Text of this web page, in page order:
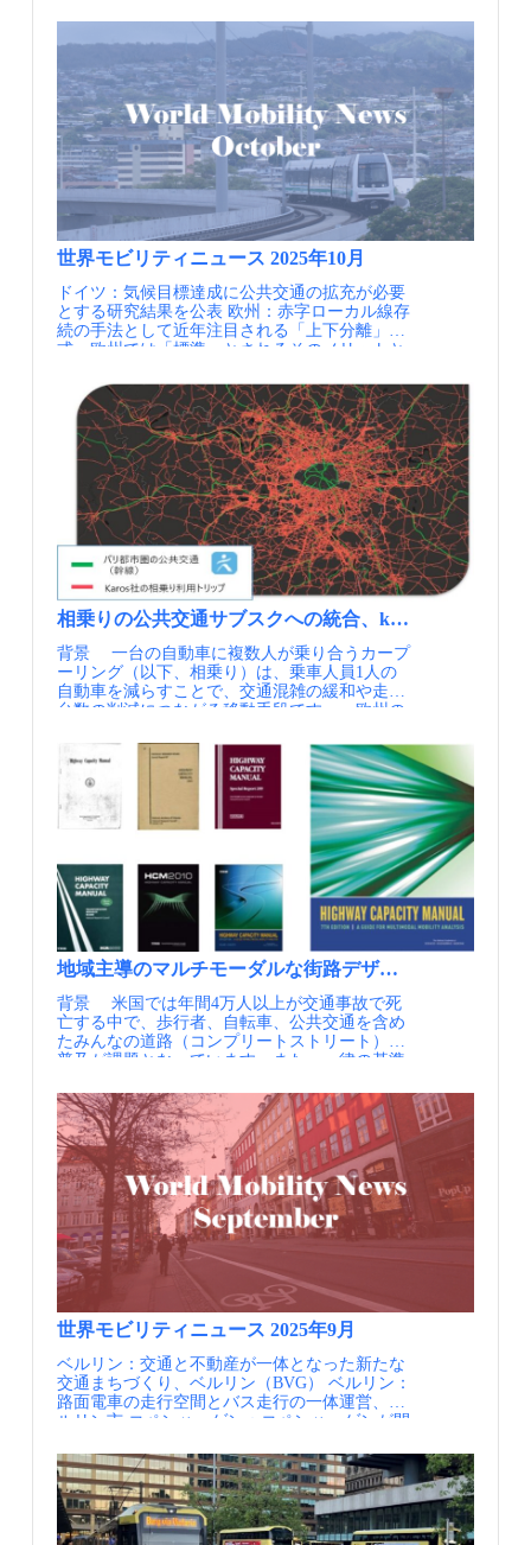
ドイツ「MaaS先進都市」現地リポート 日本と
の違いは、日経新聞電子版 ②Introducing Jelbi A
One-Stop-Shop for Urban Mobility（2023.12,
BVG）
員寮、荷捌きスペース、公園等）により、都市
空間が貴重な市街地において、都市生活に必要
なサービスの提供、景観向上、周辺の地域住民
への質の高い生活提供にもつながっていま
す。 近年生じている運転士不足の解決のため
にも、社員寮や整備工場と一体の施設確保への
ニーズも高く、車両の電動化を契機に、排ガス
を出さないクリーンな車両特性を活かしたまち
づくりにも期待されています。 パリ市内にあ
る25の施設を再編し、2025年までにこれら車庫
を再開発する新たな事業を加速させています。
バスセンターのうち、15のバスセンターがすで
に再開発、再整備されており、７つのバスセン
のセンターにアップデートされています。 車庫
の近代化と再開発拠点（パリ・出典①） 実施内
容 モンルージュバスセンター ジュールダン
大通り、ペール・コランタン通り、トンブ・イ
ターで、2017年に、車庫、整備工場、託児所、
市民ホール等の複合開発が行われました。 バ
ス200台（いずれも電動のEV車対応）を収容可
能なバス車庫、電動バスの保守メンテを行う整
備工場、パリ市の託児所・幼稚園、パリ14区の
市民ホール、市民活動スペースの設備、商業施
設、住居（学生寮、社員寮、一般向けのアパー
ト）を建設しました。これら施設を10.2万㎡の
用地に、1.6億ユーロをかけて整備していま
す。 2021年から、パリ市内のバス車庫を活用
し、日中バスが出払っている空間を新たなに活
用する取り組みが始まっています。 バスセンタ
ーの複合用途化（Centre Bus de Montrouge・出典
の走行が制限されはじめており、市内の物流車
両を小型化、電動化し、カーゴバイクによる配
送が普及しています。コロナ禍をきっかけに消
費形態が変化し、イルドフランス都市圏内の物
サプライチェーンの20%がラストマイルのコス
トとなっており、このコスト削減につながって
います。 モンルージュ、ラグニー等、パリ市
内の4つの車庫で実施しており、年間340万箱、
市全体の３割以上の脱炭素効果につながってい
ると試算されています。ディーゼルトラックの
CO2削減の他、大気汚染、混雑、騒音解消にも
つながっています。 カーゴバイク（バイク＜
自転車＞とカーゴ＜貨物＞を組み合わせた3輪
の車両）とはいっても、積載重量は200kgと軽
トラに匹敵する積載量であり、アマゾンなどの
民間事業者にバス車庫の空間を提供していま
す。 日中の空いた空間を都市内物流の積み替え
拠点（ハブ）として活用（Centre Bus de
Montrouge） ラグニーバスセンター ヴァンセ
ンヌ駅周辺、ピレネー通りに面するラグニーバ
スセンターでは、バス車庫を2階層にして、従
て電動のバス車両に対応した充電施設を備えた
車庫としてリニューアルし、また、上層階は、
オフィス・学校・幼稚園、従業員用の社宅等の
都市施設や、緑地空間を創出した再開発事業に
より生まれた拠点です。これら施設を、50万㎡
の用地に、3.5億ユーロをかけて整備し、施設リ
ース料等で、年間の収益が1700万ユーロといわ
れています。 また、ラグニーバスセンターで
も、2021年2月から、amazon、Miist等の配送業
者が、 日中のバスが空いた空間を活用し、カー
ゴバイクによる集配の積み替え拠点に利用して
います。 8～20時の昼間時間帯、600m2の集配
スペースでは、最大19トンの大型トラックが収
容可能で、20～25台の電動アシスト３輪自転車
で、周辺20分圏域に配送することができるそう
です。 バスセンターの複合用途化（Centre Bus
de Lagny・出典③） 空いたスペースをカーゴバ
イクの積み替え拠点に活用（Centre Bus de
機に排ガスを出さない車両特性を活かし、車庫
と一体での再開発、まちづくりを推進していま
す。 従業員用の社宅や整備工場を併設するこ
とで、働き方改革、運転士不足への対応にも取
り組んでいます。付加価値の高い施設・機能を
世界モビリティニュース 2025年10月
ドイツ：気候目標達成に公共交通の拡充が必要
とする研究結果を公表 欧州：赤字ローカル線存
続の手法として近年注目される「上下分離」方
式、欧州では「標準」とされるそのメリットと
ス”に。ウィーンで広がる住民主体の小さな公園
づくり ニューヨーク：世界一の渋滞都市で高
速・高頻度運行を実現したBRT、SIPモビリティ
知恵袋 アリゾナ州チャンドラー：アリゾナ州、
Waymoの自動運転車を地域交通として導入 ハワ
イ：ホノルル、自動運転システム「スカイライ
ン」の2期区間を開業 フランス：国内の
BRT（BHNS）のデータベースを更新
（CEREMA) ノルウェー：中国製EVバスに重大
な欠陥、メーカーによる乗っ取り可能 ノルウェ
ー公共交通機関運営会社 米国：ライドシェアに
対する課税措置、SIPモビリティ知恵袋 米国：
エクイティ（Equity）の視点からの交通政策、
SIPモビリティ知恵袋 情報提供元：一般社団法
人日本モビリティ・マネジメント会議 定期的に
メールでの情報提供を希望される方はJCOMMの
Webページより、JCOMMメーリングリストへの
登録を行ってください。 JCOMMメーリングリ
回） 日本のMMの実務と研究に関わる様々な
情報交換を支援することを目的として、 一般
社団法人 日本モビリティ・マネジメント会議よ
り配信するニューズレターです。・MM関連ニ
ュース（毎月） 国内外のMM関連の最新情報
を一覧にしてお届けします。・MM関連情報
（不定期） 皆様よりいただいた関連イベント
等の情報を配信します。・JCOMM関連情報 毎
年開催しているJCOMMの大会情報や参加情報を
いち早くお届けします。
相乗りの公共交通サブスクへの統合、karos Mobility社
背景 一台の自動車に複数人が乗り合うカープ
ーリング（以下、相乗り）は、乗車人員1人の
自動車を減らすことで、交通混雑の緩和や走行
台数の削減につながる移動手段です。 欧州の
ガスの削減が大きな課題となっており、ただ便
利なだけではなく環境と共存する交通へのシフ
ト、すなわち都市交通のリ・デザインが進めら
れています。その一手段として、相乗りを公共
交通の一部として位置づける動きが広がってい
ます。 フランスのKaros Mobility社は、フラン
ス、ドイツ、デンマーク、スペイン、スイス、
イタリア、オランダの欧州7か国で相乗り事業
を展開する事業者です。「空席を新たな公共交
通手段に」を掲げ、都市の公共交通機関と統合
された相乗りネットワークを構築しています。
同社副社長のAnaïs Timon氏によると、パリ大都
市圏（イル・ド・フランス、パリ市を除く）で
は、大量輸送を担う公共交通の幹線がカバーで
きる住民は約36％にとどまります。これに相乗
りネットワークを重ね合わせることで、カバー
率は約96％まで高まるとされています。すなわ
く、郊外や農村部でも公共交通網の隙間を埋め
る補完的な役割を担うという考え方です。 相乗
りによるビジネスモデル（出典①） パリ市にお
ける相乗りネットワーク（出典①） 実施内容
Karos Mobility社は、欧州の様々な都市で、公
共交通の定期券やサブスクリプションサービス
に相乗りを統合したサービスを展開していま
す。利用者にとっては、いつも使う交通系のア
プリや定期券の中に相乗りの選択肢が現れ、料
金やチケットも公共交通と一体的に扱われる点
が特徴です。 リヨン・メトロポールでは、
2023年3月より、交通事業者SYTRALのトランジ
ット・パス（TCL）保有者は無料、非保有者は
0.5ユーロで相乗りを利用できるサービスが始ま
りました。プロジェクト開始以降、約18.5万回
の相乗りが成立し、約2.6万人が利用、約500ト
ンのCO2削減につながっています。 ドイツの
ハンブルクでは、2024年2月より、HVV（ハン
ト」に相乗りが統合され、25km以上の長距離通
勤を主な対象とし、約2,700人が利用していま
す。 リヨンの相乗りネットワーク（出典①）
ハンブルグの相乗りネットワーク（出典①） ポ
イント この取り組みの最大の特徴は、民間の相
地域主導のマルチモーダルな街路デザインガイドの改
背景 米国では年間4万人以上が交通事故で死
亡する中で、歩行者、自転車、公共交通を含め
たみんなの道路（コンプリートストリート）の
普及が課題となっています。また、一律の基準
用、評価指標の開発が求められています。 実施
内容 アメリカのナショナルアカデミーの1つ
であるTransportation Research Boardは、道路の
容量や品質、サービスを設計するためのマニュ
アルであるHighway Capacity Manual（日本でい
う道路構造令）を1950年から発行していま
す。 マルチモーダルなアプローチを道路構造
令へ反映したのは1985年が最初であり、その後
も定期的にアップデートを続けています。また
2022年の改訂では、新たに自転車や歩行者のサ
ービス水準の考え方が提示されるとともに、街
路のマルチモーダルなパフォーマンスを計測す
ることが重要視された内容となっています。 み
念（出典①） ポイント 米国の道路構造令は定
期的な改訂を重ね、近年はマルチモーダルを考
慮したみんなの道路（コンプリートストリー
ト）の概念を具体化した議論が活発に行われて
利用の促進をはじめとして、時代のニーズを踏
まえ、1950年から定期的に構造令を改訂してい
る点が特徴的です。 2022年の最新の改訂では、
歩行者のサービス水準の評価手法として、従来
用いられた移動時の遅れ時間の代わりに、歩行
世界モビリティニュース 2025年9月
ベルリン：交通と不動産が一体となった新たな
交通まちづくり、ベルリン（BVG） ベルリン：
路面電車の走行空間とバス走行の一体運営、ベ
ルリン市 コペンハーゲン：コペンハーゲンが開
向け特典で、長期滞在と環境に優しい移動を促
進 ラスベガス：もはやハンドルすらない自動運
転タクシー、アマゾン傘下Zooxが運行開始 米
国：交通のデータガバナンス専属組織による都
市交通経営、アメリカ各都市の交通事業者 米